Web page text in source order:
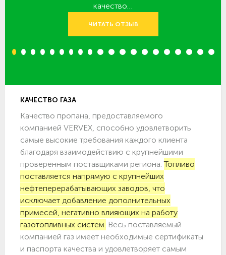
качество…
ЧИТАТЬ ОТЗЫВ
1 2 3 4 5 6 7 8 9 10 11 12 13 14 15 16 17 18 19 20
КАЧЕСТВО ГАЗА
Качество пропана, предоставляемого
компанией VERVEX, способно удовлетворить
самые высокие требования каждого клиента
благодаря взаимодействию с крупнейшими
проверенным поставщиками региона.Топливо
поставляется напрямую с крупнейших
нефтеперерабатывающих заводов, что
исключает добавление дополнительных
примесей, негативно влияющих на работу
газотопливных систем. Весь поставляемый
компанией газ имеет необходимые сертификаты
и паспорта качества и удовлетворяет самым